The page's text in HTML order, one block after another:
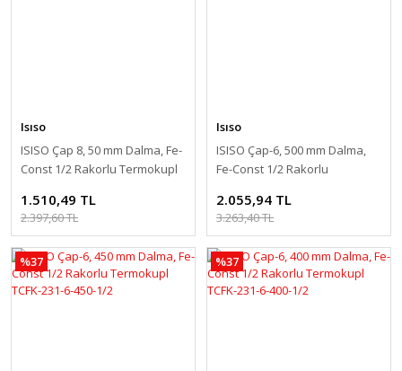
Isıso
ISISO Çap 8, 50 mm Dalma, Fe-
Const 1/2 Rakorlu Termokupl
1.510,49 TL
2.397,60 TL
Isıso
ISISO Çap-6, 500 mm Dalma,
Fe-Const 1/2 Rakorlu
2.055,94 TL
3.263,40 TL
%37 %37